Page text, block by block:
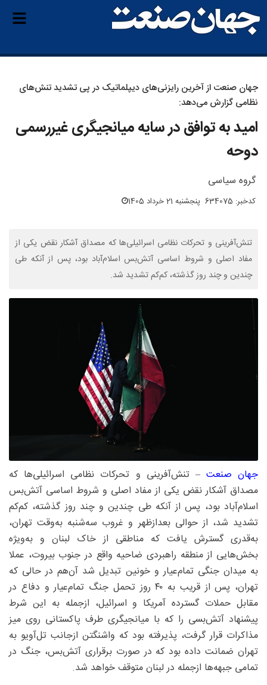
جهان‌ صنعت از آخرین رایزنی‌های دیپلماتیک در پی تشدید تنش‌های
نظامی گزارش می‌دهد:
امید به توافق در سایه میانجیگری غیررسمی
دوحه
گروه سیاسی
کدخبر: 634075 پنجشنبه 21 خرداد 1405
تنش‌آفرینی و تحرکات نظامی اسرائیلی‌ها که مصداق آشکار نقض یکی از
مفاد اصلی و شروط اساسی آتش‌بس اسلام‌آباد بود، پس از آنکه طی
چندین و چند روز گذشته، کم‌کم تشدید شد.
جهان صنعت – تنش‌آفرینی و تحرکات نظامی اسرائیلی‌ها که
مصداق آشکار نقض یکی از مفاد اصلی و شروط اساسی آتش‌بس
اسلام‌آباد بود، پس از آنکه طی چندین و چند روز گذشته، کم‌کم
تشدید شد، از حوالی بعدازظهر و غروب سه‌شنبه به‌وقت تهران،
به‌قدری گسترش یافت که مناطقی از خاک لبنان و به‌ویژه
بخش‌هایی از منطقه راهبردی ضاحیه واقع در جنوب بیروت، عملا
به میدان جنگی تمام‌عیار و خونین تبدیل شد آن‌هم در حالی که
تهران، پس از قریب به ۴۰ روز تحمل جنگ تمام‌عیار و دفاع در
مقابل حملات گسترده آمریکا و اسرائیل، ازجمله به این شرط
پیشنهاد آتش‌بسی را که با میانجیگری طرف پاکستانی روی میز
مذاکرات قرار گرفت، پذیرفته بود که واشنگتن ازجانب تل‌آویو به
تهران ضمانت داده بود که در صورت برقراری آتش‌بس، جنگ در
تمامی جبهه‌ها ازجمله در لبنان متوقف خواهد شد.